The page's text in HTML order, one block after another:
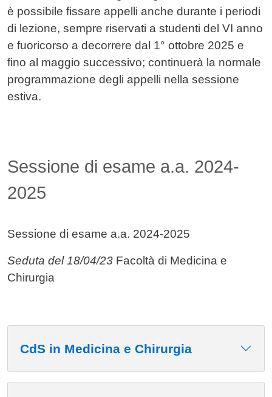
è possibile fissare appelli anche durante i periodi
di lezione, sempre riservati a studenti del VI anno
e fuoricorso a decorrere dal 1° ottobre 2025 e
fino al maggio successivo; continuerà la normale
programmazione degli appelli nella sessione
estiva.
Sessione di esame a.a. 2024-
2025
Sessione di esame a.a. 2024-2025
Seduta del 18/04/23 Facoltà di Medicina e
Chirurgia
CdS in Medicina e Chirurgia